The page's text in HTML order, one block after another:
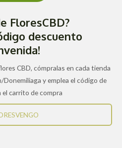
FloresCBD?
descuento
CBD, cómpralas en cada tienda
y emplea el código de
carrito de compra